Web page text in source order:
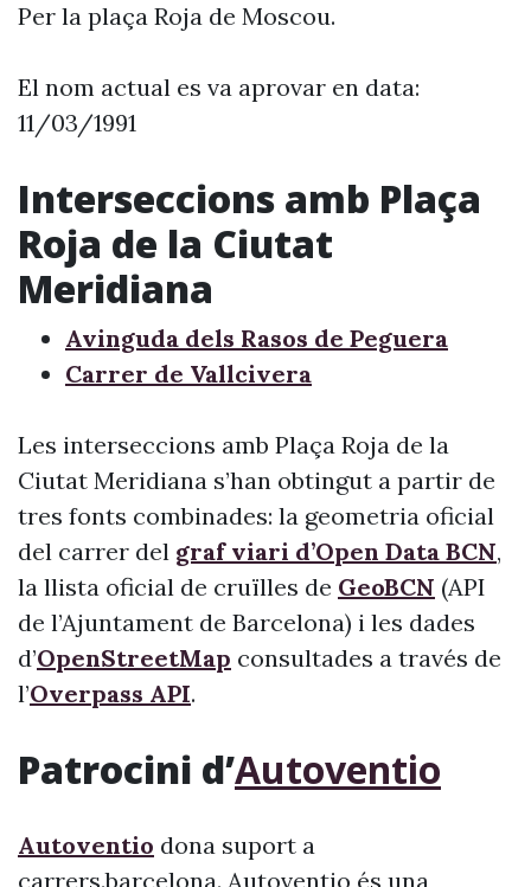
Per la plaça Roja de Moscou.
El nom actual es va aprovar en data:
11/03/1991
Interseccions amb Plaça
Roja de la Ciutat
Meridiana
Avinguda dels Rasos de Peguera
Carrer de Vallcivera
Les interseccions amb Plaça Roja de la
Ciutat Meridiana s’han obtingut a partir de
tres fonts combinades: la geometria oficial
del carrer del graf viari d’Open Data BCN,
la llista oficial de cruïlles de GeoBCN (API
de l’Ajuntament de Barcelona) i les dades
d’OpenStreetMap consultades a través de
l’Overpass API.
Patrocini d’Autoventio
Autoventio dona suport a
carrers.barcelona. Autoventio és una